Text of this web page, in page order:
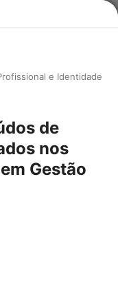
e Identidade
de
nos
Gestão